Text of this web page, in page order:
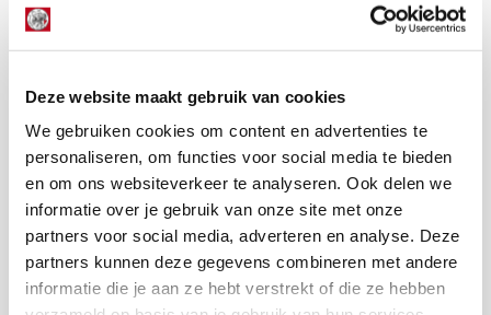
Deze website maakt gebruik van cookies
We gebruiken cookies om content en advertenties te
personaliseren, om functies voor social media te bieden
en om ons websiteverkeer te analyseren. Ook delen we
informatie over je gebruik van onze site met onze
partners voor social media, adverteren en analyse. Deze
partners kunnen deze gegevens combineren met andere
informatie die je aan ze hebt verstrekt of die ze hebben
laten zien dat we die wedstrijden goed aankunnen.”
Remko Pasveer sprak soortgelijke woorden, maar
zetten om een goede kans te maken tegen Ajax. “We
zijn niet bang of iets dergelijks. We hebben tegen AS
Roma gezien dat de beste ploeg niet altijd wint, dus
waarom zou het niet kunnen?”
Ajax en Vitesse trappen zondag om 18.00 uur af in De
Kuip. De bekerfinale staat onder leiding van Björn
Kuipers, terwijl Pol van Boekel de VAR van dienst is.